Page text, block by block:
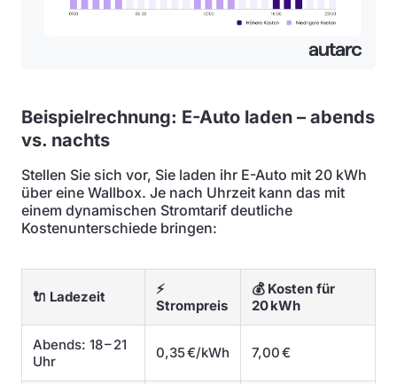
Beispielrechnung: E-Auto laden – abends
vs. nachts
Stellen Sie sich vor, Sie laden ihr E-Auto mit 20 kWh
über eine Wallbox. Je nach Uhrzeit kann das mit
einem dynamischen Stromtarif deutliche
Kostenunterschiede bringen:
🔌 Ladezeit
⚡
Strompreis
💰 Kosten für
20 kWh
Abends: 18 – 21
Uhr
0,35 €/kWh 7,00 €